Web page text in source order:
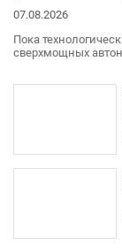
07.08.2026
Пока
сверхмощных